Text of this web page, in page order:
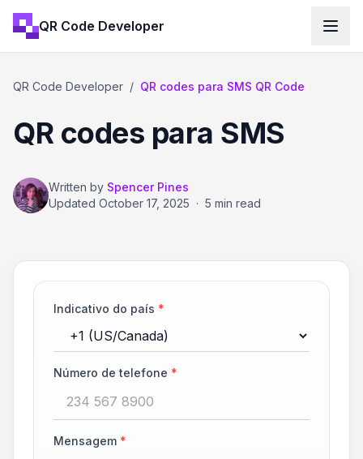
QR Code Developer
QR Code Developer / QR codes para SMS QR Code
QR codes para SMS
Written by Spencer Pines
Updated October 17, 2025 · 5 min read
Indicativo do país *
Número de telefone *
Mensagem *